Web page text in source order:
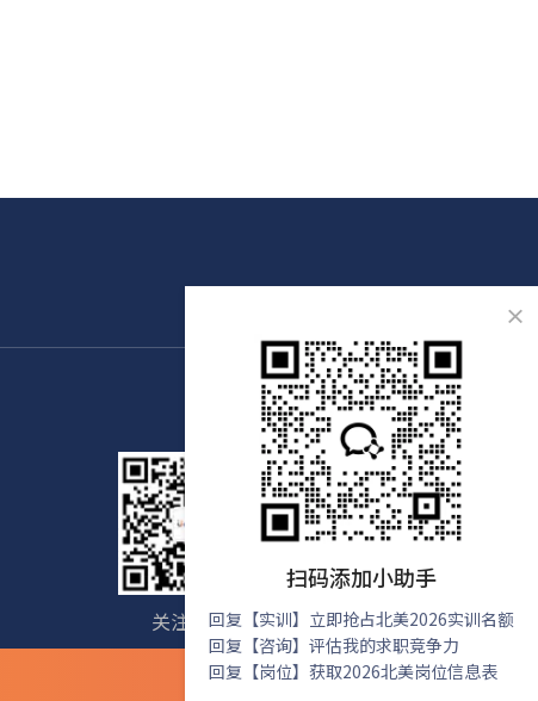
×
扫码添加小助手
回复【实训】立即抢占北美2026实训名额
回复【咨询】评估我的求职竞争力
回复【岗位】获取2026北美岗位信息表
关注我们 免费咨询